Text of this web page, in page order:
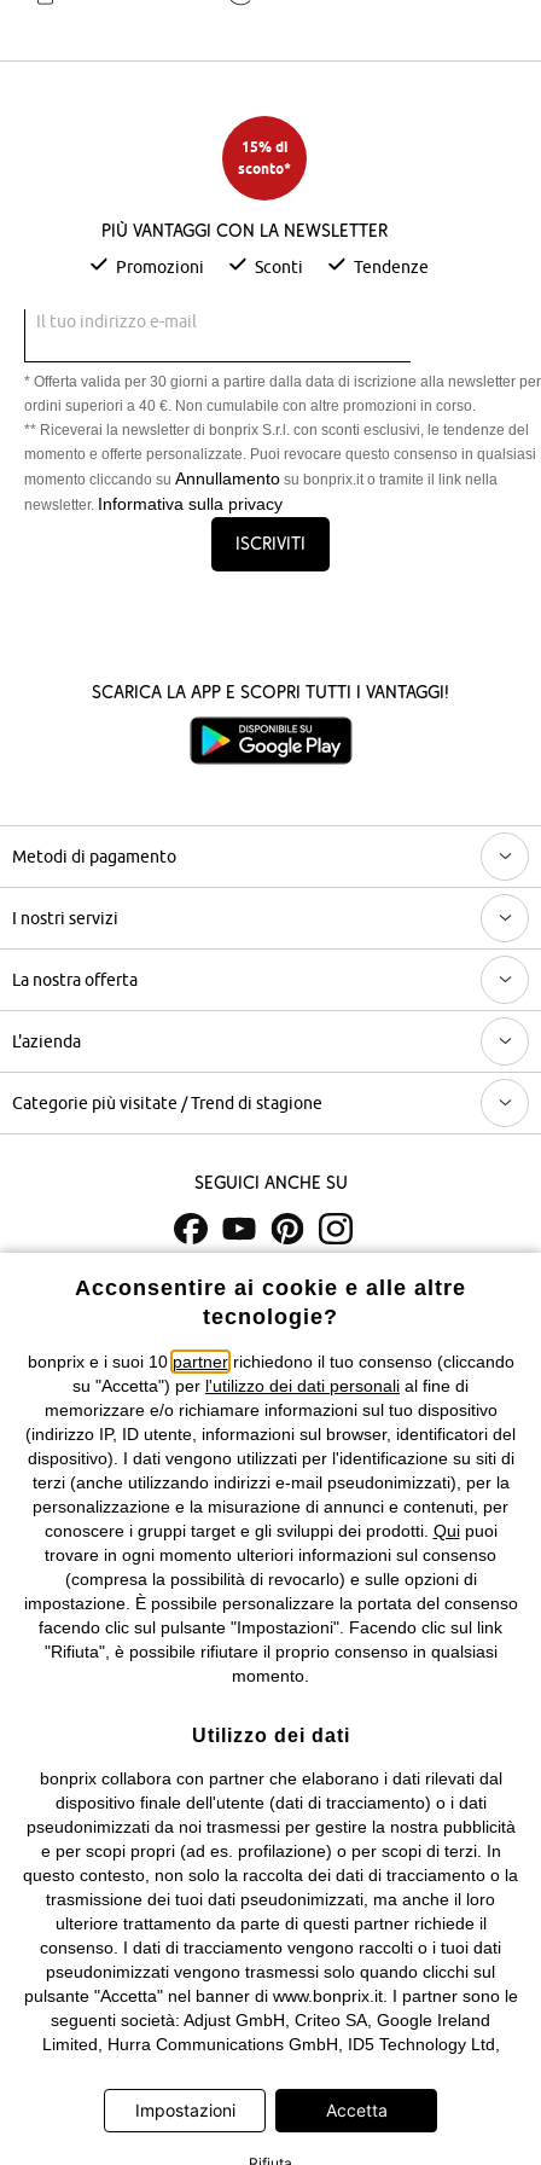
15% di
sconto*
Più vantaggi con la newsletter
Promozioni Sconti Tendenze
Il tuo indirizzo e-mail
* Offerta valida per 30 giorni a partire dalla data di iscrizione alla newsletter per
ordini superiori a 40 €. Non cumulabile con altre promozioni in corso.
** Riceverai la newsletter di bonprix S.r.l. con sconti esclusivi, le tendenze del
momento e offerte personalizzate. Puoi revocare questo consenso in qualsiasi
momento cliccando su Annullamento su bonprix.it o tramite il link nella
newsletter. Informativa sulla privacy
Iscriviti
Scarica la App e scopri tutti i vantaggi!
Metodi di pagamento
I nostri servizi
La nostra offerta
L'azienda
Categorie più visitate / Trend di stagione
Seguici anche su
I prezzi sono IVA inclusa. Non includonole spese di spedizione e i
costi di servizio.
Condizioni di vendita Accessibilità
Informativa privacy e cookie Gestione dei cookie
Informazioni legali Diritto di recesso
© 2026 bonprix.
Tutti i diritti riservati.
bonprix S.r.l. con socio unico, sede legale: via Adua 33 - 13855
Valdengo (BI) C.F. 01510910027 - P.I. 01939830020, Reg. Imprese di
Biella n. 01510910027, R.E.A. BI - 171345, N. Reg. Pile:
IT09060P00000858, N. Reg. AEE: IT08020000002105 Capitale
Sociale: euro 1.000.000 i.v, Società soggetta all'attività di direzione
e coordinamento di bonprix Beteiligungs -Verwaltungsgesellschaft
Acconsentire ai cookie e alle altre
tecnologie?
bonprix e i suoi 10 partnerrichiedono il tuo consenso (cliccando
su "Accetta") per l'utilizzo dei dati personali al fine di
memorizzare e/o richiamare informazioni sul tuo dispositivo
(indirizzo IP, ID utente, informazioni sul browser, identificatori del
dispositivo). I dati vengono utilizzati per l'identificazione su siti di
terzi (anche utilizzando indirizzi e-mail pseudonimizzati), per la
personalizzazione e la misurazione di annunci e contenuti, per
conoscere i gruppi target e gli sviluppi dei prodotti. Quipuoi
trovare in ogni momento ulteriori informazioni sul consenso
(compresa la possibilità di revocarlo) e sulle opzioni di
impostazione. È possibile personalizzare la portata del consenso
facendo clic sul pulsante "Impostazioni". Facendo clic sul link
"Rifiuta", è possibile rifiutare il proprio consenso in qualsiasi
momento.
Utilizzo dei dati
bonprix collabora con partner che elaborano i dati rilevati dal
dispositivo finale dell'utente (dati di tracciamento) o i dati
pseudonimizzati da noi trasmessi per gestire la nostra pubblicità
e per scopi propri (ad es. profilazione) o per scopi di terzi. In
questo contesto, non solo la raccolta dei dati di tracciamento o la
trasmissione dei tuoi dati pseudonimizzati, ma anche il loro
ulteriore trattamento da parte di questi partner richiede il
consenso. I dati di tracciamento vengono raccolti o i tuoi dati
pseudonimizzati vengono trasmessi solo quando clicchi sul
pulsante "Accetta" nel banner di www.bonprix.it. I partner sono le
seguenti società: Adjust GmbH, Criteo SA, Google Ireland
Limited, Hurra Communications GmbH, ID5 Technology Ltd,
Limited, Pinterest Europe Limited, RTB-House GmbH, TikTok
Information Technologies UK Limited. Ulteriori informazioni sul
Impostazioni Accetta